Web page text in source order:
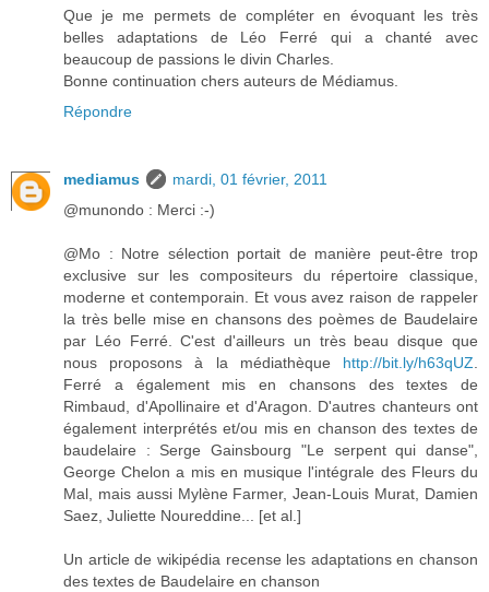
Que je me permets de compléter en évoquant les très
belles adaptations de Léo Ferré qui a chanté avec
beaucoup de passions le divin Charles.
Bonne continuation chers auteurs de Médiamus.
Répondre
mediamus
mardi, 01 février, 2011
@munondo : Merci :-)
@Mo : Notre sélection portait de manière peut-être trop
exclusive sur les compositeurs du répertoire classique,
moderne et contemporain. Et vous avez raison de rappeler
la très belle mise en chansons des poèmes de Baudelaire
par Léo Ferré. C'est d'ailleurs un très beau disque que
nous proposons à la médiathèque http://bit.ly/h63qUZ
Ferré a également mis en chansons des textes de
Rimbaud, d'Apollinaire et d'Aragon. D'autres chanteurs ont
également interprétés et/ou mis en chanson des textes de
baudelaire : Serge Gainsbourg "Le serpent qui danse",
George Chelon a mis en musique l'intégrale des Fleurs du
Mal, mais aussi Mylène Farmer, Jean-Louis Murat, Damien
Saez, Juliette Noureddine... [et al.]
Un article de wikipédia recense les adaptations en chanson
des textes de Baudelaire en chanson